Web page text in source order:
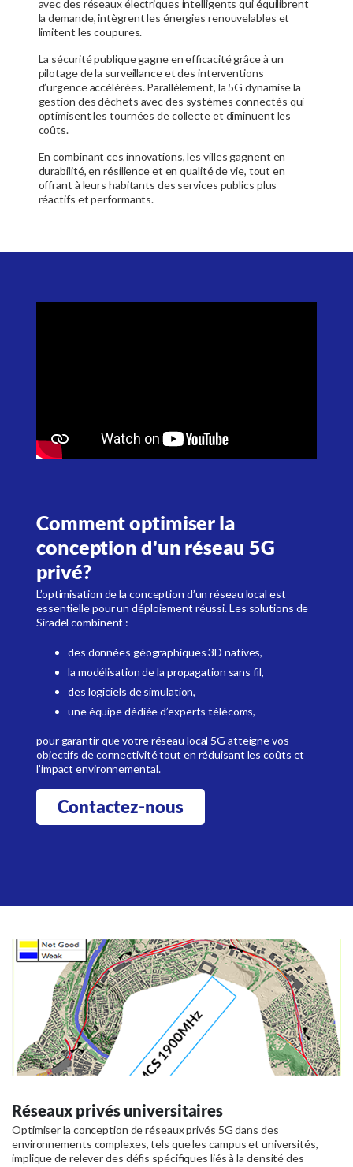
avec des réseaux électriques intelligents qui équilibrent
la demande, intègrent les énergies renouvelables et
limitent les coupures.
La sécurité publique gagne en efficacité grâce à un
pilotage de la surveillance et des interventions
d’urgence accélérées. Parallèlement, la 5G dynamise la
gestion des déchets avec des systèmes connectés qui
optimisent les tournées de collecte et diminuent les
coûts.
En combinant ces innovations, les villes gagnent en
durabilité, en résilience et en qualité de vie, tout en
offrant à leurs habitants des services publics plus
réactifs et performants.
Comment optimiser la
conception d'un réseau 5G
privé?
L’optimisation de la conception d’un réseau local est
essentielle pour un déploiement réussi. Les solutions de
Siradel combinent :
des données géographiques 3D natives,
la modélisation de la propagation sans fil,
des logiciels de simulation,
une équipe dédiée d’experts télécoms,
pour garantir que votre réseau local 5G atteigne vos
objectifs de connectivité tout en réduisant les coûts et
l’impact environnemental.
Contactez-nous
Réseaux privés universitaires
Optimiser la conception de réseaux privés 5G dans des
environnements complexes, tels que les campus et universités,
implique de relever des défis spécifiques liés à la densité des